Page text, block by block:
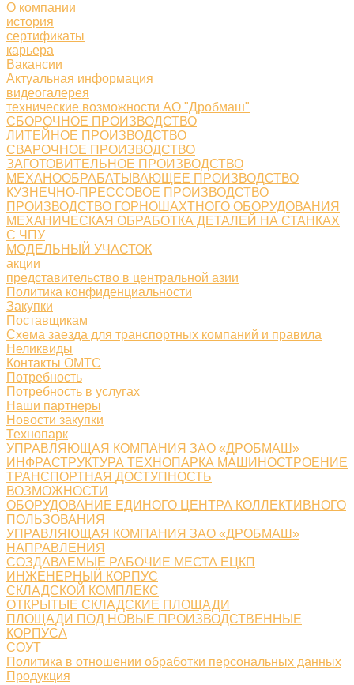
О компании
история
сертификаты
карьера
Вакансии
Актуальная информация
видеогалерея
технические возможности АО "Дробмаш"
СБОРОЧНОЕ ПРОИЗВОДСТВО
ЛИТЕЙНОЕ ПРОИЗВОДСТВО
СВАРОЧНОЕ ПРОИЗВОДСТВО
ЗАГОТОВИТЕЛЬНОЕ ПРОИЗВОДСТВО
МЕХАНООБРАБАТЫВАЮЩЕЕ ПРОИЗВОДСТВО
КУЗНЕЧНО-ПРЕССОВОЕ ПРОИЗВОДСТВО
ПРОИЗВОДСТВО ГОРНОШАХТНОГО ОБОРУДОВАНИЯ
МЕХАНИЧЕСКАЯ ОБРАБОТКА ДЕТАЛЕЙ НА СТАНКАХ
С ЧПУ
МОДЕЛЬНЫЙ УЧАСТОК
акции
представительство в центральной азии
Политика конфиденциальности
Закупки
Поставщикам
Схема заезда для транспортных компаний и правила
Неликвиды
Контакты ОМТС
Потребность
Потребность в услугах
Наши партнеры
Новости закупки
Технопарк
УПРАВЛЯЮЩАЯ КОМПАНИЯ ЗАО «ДРОБМАШ»
ИНФРАСТРУКТУРА ТЕХНОПАРКА МАШИНОСТРОЕНИЕ
ТРАНСПОРТНАЯ ДОСТУПНОСТЬ
ВОЗМОЖНОСТИ
ОБОРУДОВАНИЕ ЕДИНОГО ЦЕНТРА КОЛЛЕКТИВНОГО
ПОЛЬЗОВАНИЯ
УПРАВЛЯЮЩАЯ КОМПАНИЯ ЗАО «ДРОБМАШ»
НАПРАВЛЕНИЯ
СОЗДАВАЕМЫЕ РАБОЧИЕ МЕСТА ЕЦКП
ИНЖЕНЕРНЫЙ КОРПУС
СКЛАДСКОЙ КОМПЛЕКС
ОТКРЫТЫЕ СКЛАДСКИЕ ПЛОЩАДИ
ПЛОЩАДИ ПОД НОВЫЕ ПРОИЗВОДСТВЕННЫЕ
КОРПУСА
СОУТ
Политика в отношении обработки персональных данных
Продукция